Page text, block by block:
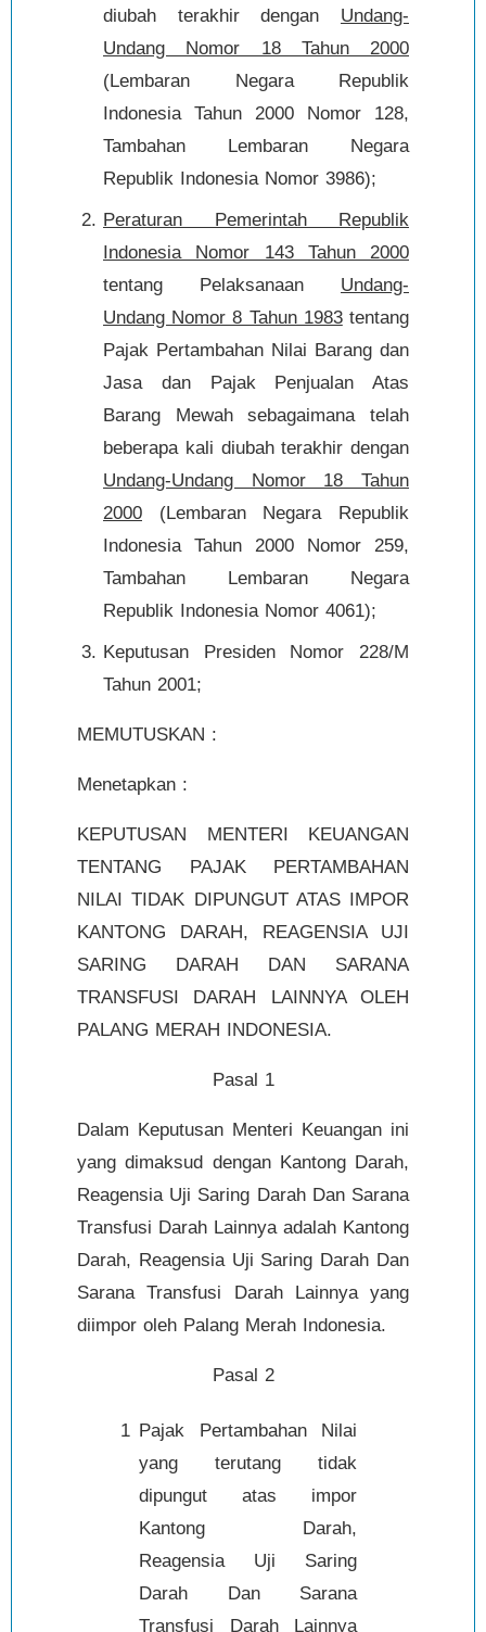
diubah terakhir dengan Undang-
Undang Nomor 18 Tahun 2000
(Lembaran Negara Republik
Indonesia Tahun 2000 Nomor 128,
Tambahan Lembaran Negara
Republik Indonesia Nomor 3986);
Peraturan Pemerintah Republik
Indonesia Nomor 143 Tahun 2000
tentang Pelaksanaan Undang-
Undang Nomor 8 Tahun 1983tentang
Pajak Pertambahan Nilai Barang dan
Jasa dan Pajak Penjualan Atas
Barang Mewah sebagaimana telah
beberapa kali diubah terakhir dengan
Undang-Undang Nomor 18 Tahun
2000 (Lembaran Negara Republik
Indonesia Tahun 2000 Nomor 259,
Tambahan Lembaran Negara
Republik Indonesia Nomor 4061);
Keputusan Presiden Nomor 228/M
Tahun 2001;
MEMUTUSKAN :
Menetapkan :
KEPUTUSAN MENTERI KEUANGAN
TENTANG PAJAK PERTAMBAHAN
NILAI TIDAK DIPUNGUT ATAS IMPOR
KANTONG DARAH, REAGENSIA UJI
SARING DARAH DAN SARANA
TRANSFUSI DARAH LAINNYA OLEH
PALANG MERAH INDONESIA.
Pasal 1
Dalam Keputusan Menteri Keuangan ini
yang dimaksud dengan Kantong Darah,
Reagensia Uji Saring Darah Dan Sarana
Transfusi Darah Lainnya adalah Kantong
Darah, Reagensia Uji Saring Darah Dan
Sarana Transfusi Darah Lainnya yang
diimpor oleh Palang Merah Indonesia.
Pasal 2
1 Pajak Pertambahan Nilai
yang terutang tidak
dipungut atas impor
Kantong Darah,
Reagensia Uji Saring
Darah Dan Sarana
Transfusi Darah Lainnya